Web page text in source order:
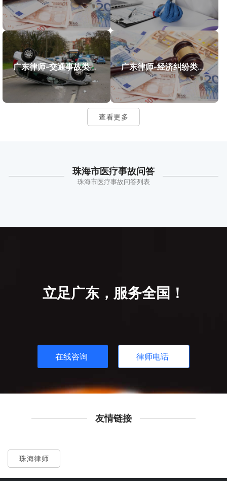
广东律师-交通事故类案件案例 广东律师-经济纠纷类案件案例
查看更多
珠海市医疗事故问答
珠海市医疗事故问答列表
立足广东，服务全国！
在线咨询 律师电话
友情链接
珠海律师